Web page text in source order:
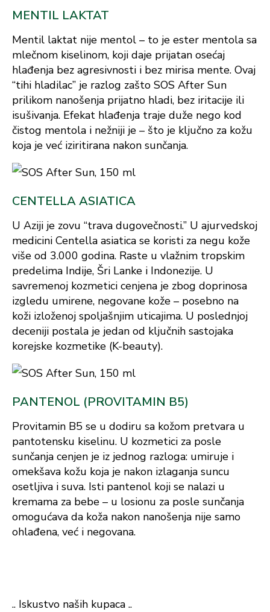
MENTIL LAKTAT
Mentil laktat nije mentol – to je ester mentola sa
mlečnom kiselinom, koji daje prijatan osećaj
hlađenja bez agresivnosti i bez mirisa mente. Ovaj
“tihi hladilac” je razlog zašto SOS After Sun
prilikom nanošenja prijatno hladi, bez iritacije ili
isušivanja. Efekat hlađenja traje duže nego kod
čistog mentola i nežniji je – što je ključno za kožu
koja je već iziritirana nakon sunčanja.
CENTELLA ASIATICA
U Aziji je zovu “trava dugovečnosti.” U ajurvedskoj
medicini Centella asiatica se koristi za negu kože
više od 3.000 godina. Raste u vlažnim tropskim
predelima Indije, Šri Lanke i Indonezije. U
savremenoj kozmetici cenjena je zbog doprinosa
izgledu umirene, negovane kože – posebno na
koži izloženoj spoljašnjim uticajima. U poslednjoj
deceniji postala je jedan od ključnih sastojaka
korejske kozmetike (K-beauty).
PANTENOL (PROVITAMIN B5)
Provitamin B5 se u dodiru sa kožom pretvara u
pantotensku kiselinu. U kozmetici za posle
sunčanja cenjen je iz jednog razloga: umiruje i
omekšava kožu koja je nakon izlaganja suncu
osetljiva i suva. Isti pantenol koji se nalazi u
kremama za bebe – u losionu za posle sunčanja
omogućava da koža nakon nanošenja nije samo
ohlađena, već i negovana.
.. Iskustvo naših kupaca ..